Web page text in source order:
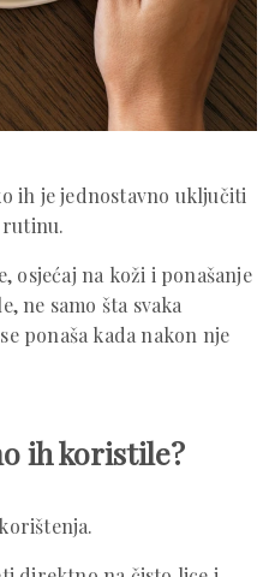
ih je jednostavno uključiti
osjećaj na koži i ponašanje
ne samo šta svaka
ponaša kada nakon nje
ih koristile?